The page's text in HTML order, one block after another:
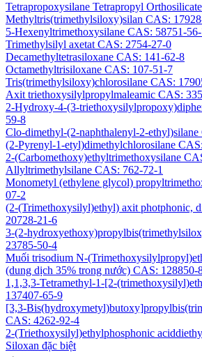
Tetrapropoxysilane Tetrapropyl
Methyltris(trimethylsiloxy)silan CAS:
5-Hexenyltrimethoxysilane CAS: 58751-
Trimethylsilyl axetat CAS: 2754-27-0
Decamethyltetrasiloxane CAS: 141-62-8
Octamethyltrisiloxane CAS: 107-51-7
Tris(trimethylsiloxy)chlorosilane CAS:
Axit triethoxysilylpropylmaleamic CAS:
2-Hydroxy-4-(3-
59-8
Clo-dimethyl-(2-naphthalenyl-2-
(2-Pyrenyl-1-etyl)dimethylchlorosilane
2-(Carbomethoxy)ethyltrimethoxysilane
Allyltrimethylsilane CAS: 762-72-1
Monometyl (ethylene glycol)
07-2
(2-(Trimethoxysilyl)ethyl) axit photphonic,
20728-21-6
3-(2-
23785-50-4
Muối trisodium N-
(dung dịch 35% trong nước) CAS: 128850-
1,1,3,3-Tetramethyl-1-[2-
137407-65-9
[3,3-
CAS: 4262-92-4
2-(Triethoxysilyl)ethylphosphonic
Siloxan đặc biệt